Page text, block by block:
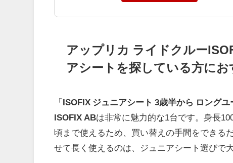
アップリカ ライドクルー
アシートを探している方にお
「 ISOFIX ジュニアシート 3歳半から ロングユ
ISOFIX ABは非常に魅力的な1台です。身長
頃まで使えるため、買い替えの手間をできる
せて長く使えるのは、ジュニアシート選びで